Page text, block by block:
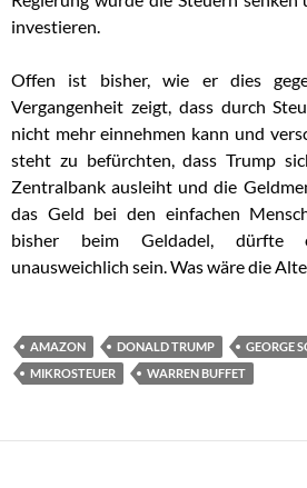
investieren.
Offen ist bisher, wie er dies
Vergangenheit zeigt, dass durch
nicht mehr einnehmen kann und
steht zu befürchten, dass Trump
Zentralbank ausleiht und die
das Geld bei den einfachen
bisher beim Geldadel, dürfte
unausweichlich sein. Was wäre die
AMAZON DONALD TRUMP GEORGE
MIKROSTEUER
WARREN BUFFET